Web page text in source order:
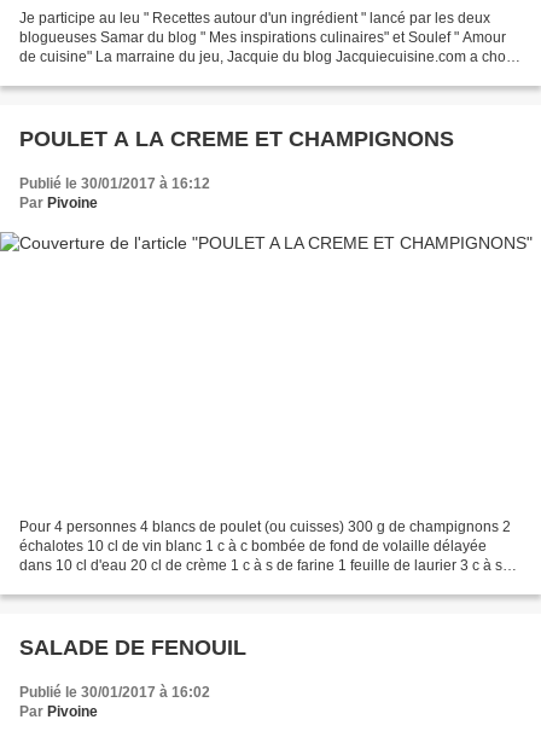
Je participe au leu " Recettes autour d'un ingrédient " lancé par les deux
blogueuses Samar du blog " Mes inspirations culinaires" et Soulef " Amour
de cuisine" La marraine du jeu, Jacquie du blog Jacquiecuisine.com a choisi
POULET A LA CREME ET CHAMPIGNONS
Publié le 30/01/2017 à 16:12
Par Pivoine
Pour 4 personnes 4 blancs de poulet (ou cuisses) 300 g de champignons 2
échalotes 10 cl de vin blanc 1 c à c bombée de fond de volaille délayée
dans 10 cl d'eau 20 cl de crème 1 c à s de farine 1 feuille de laurier 3 c à s
SALADE DE FENOUIL
Publié le 30/01/2017 à 16:02
Par Pivoine